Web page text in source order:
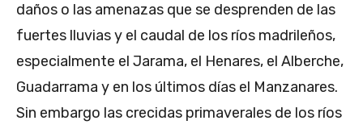
daños o las amenazas que se desprenden de las
fuertes lluvias y el caudal de los ríos madrileños,
especialmente el Jarama, el Henares, el Alberche,
Guadarrama y en los últimos días el Manzanares.
Sin embargo las crecidas primaverales de los ríos